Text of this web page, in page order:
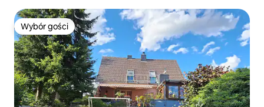
Wybór gości
Wybór gości